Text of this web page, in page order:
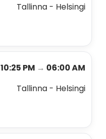
Tallinna - Helsingi
10:25 PM → 06:00 AM
Tallinna - Helsingi